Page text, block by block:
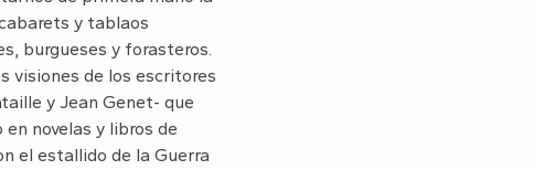
y tablaos
burgueses y forasteros.
visiones de los escritores
y Jean Genet- que
novelas y libros de
el estallido de la Guerra